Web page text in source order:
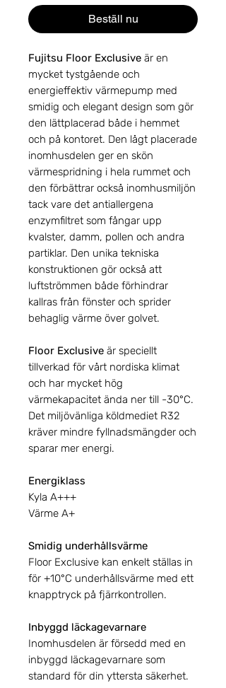
Beställ nu
Fujitsu Floor Exclusive är en
mycket tystgående och
energieffektiv värmepump med
smidig och elegant design som gör
den lättplacerad både i hemmet
och på kontoret. Den lågt placerade
inomhusdelen ger en skön
värmespridning i hela rummet och
den förbättrar också inomhusmiljön
tack vare det antiallergena
enzymfiltret som fångar upp
kvalster, damm, pollen och andra
partiklar. Den unika tekniska
konstruktionen gör också att
luftströmmen både förhindrar
kallras från fönster och sprider
behaglig värme över golvet.
Floor Exclusive är speciellt
tillverkad för vårt nordiska klimat
och har mycket hög
värmekapacitet ända ner till -30°C.
Det miljövänliga köldmediet R32
kräver mindre fyllnadsmängder och
sparar mer energi.
Energiklass
Kyla A+++
Värme A+
Smidig underhållsvärme
Floor Exclusive kan enkelt ställas in
för +10°C underhållsvärme med ett
knapptryck på fjärrkontrollen.
Inbyggd läckagevarnare
Inomhusdelen är försedd med en
inbyggd läckagevarnare som
standard för din yttersta säkerhet.